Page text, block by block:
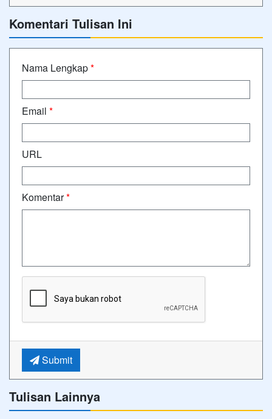
Komentari Tulisan Ini
Nama Lengkap*
Email *
URL
Komentar*
Submit
Tulisan Lainnya